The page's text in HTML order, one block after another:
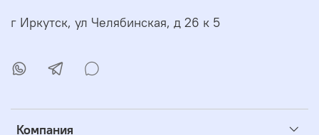
Компания
г Иркутск, ул Челябинская, д 26 к 5